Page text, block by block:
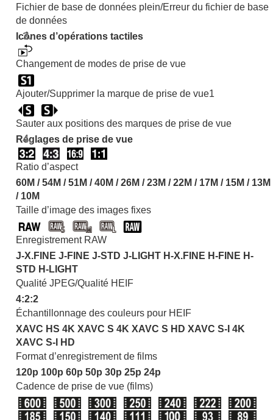
Fichier de base de données plein/Erreur du fichier de base
de données
Icônes d’opérations tactiles
Changement de modes de prise de vue
Ajouter/Supprimer la marque de prise de vue1
Sauter aux positions des marques de prise de vue
Réglages de prise de vue
Ratio d’aspect
60M / 54M / 51M / 40M / 26M / 23M / 22M / 17M / 15M / 13M
/ 10M
Taille d’image des images fixes
Enregistrement RAW
J-X.FINE J-FINE J-STD J-LIGHT H-X.FINE H-FINE H-
STD H-LIGHT
Qualité JPEG/Qualité HEIF
4:2:2
Échantillonnage des couleurs pour HEIF
XAVC HS 4K XAVC S 4K XAVC S HD XAVC S-I 4K
XAVC S-I HD
Format d’enregistrement de films
120p 100p 60p 50p 30p 25p 24p
Cadence de prise de vue (films)